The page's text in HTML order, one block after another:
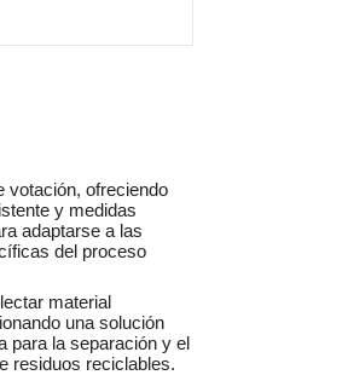
votación, ofreciendo
y medidas
adaptarse a las
del proceso
material
una solución
para la separación y el
residuos reciclables.